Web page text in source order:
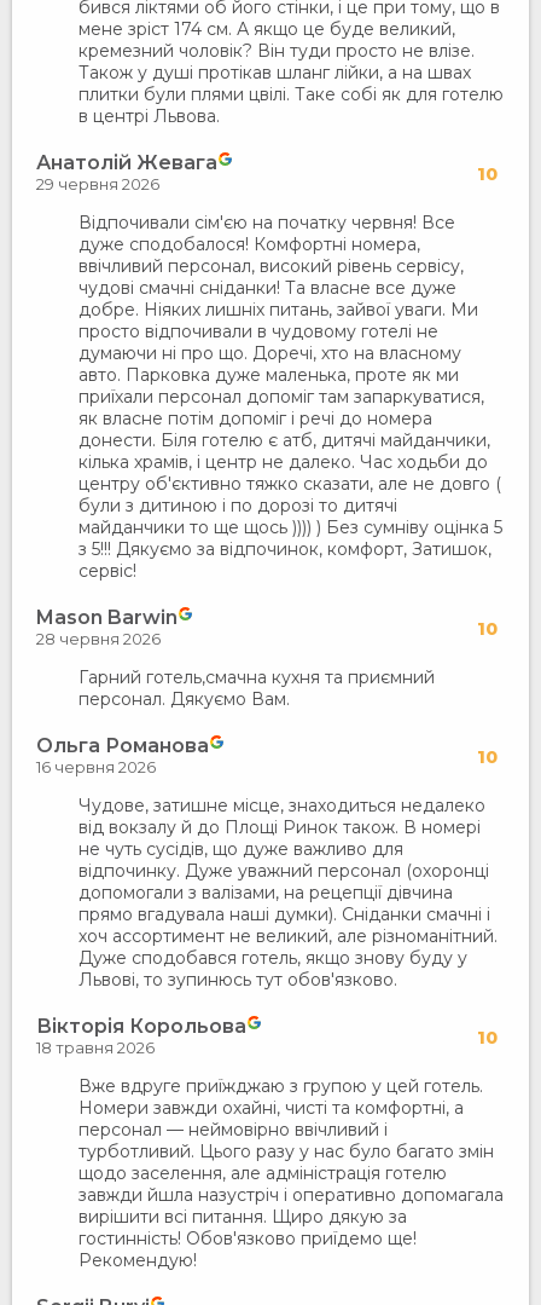
бився ліктями об його стінки, і це при тому, що в
мене зріст 174 см. А якщо це буде великий,
кремезний чоловік? Він туди просто не влізе.
Також у душі протікав шланг лійки, а на швах
плитки були плями цвілі. Таке собі як для готелю
в центрі Львова.
Анатолій Жевага 10
29 червня 2026
Відпочивали сім'єю на початку червня! Все
дуже сподобалося! Комфортні номера,
ввічливий персонал, високий рівень сервісу,
чудові смачні сніданки! Та власне все дуже
добре. Ніяких лишніх питань, зайвої уваги. Ми
просто відпочивали в чудовому готелі не
думаючи ні про що. Доречі, хто на власному
авто. Парковка дуже маленька, проте як ми
приїхали персонал допоміг там запаркуватися,
як власне потім допоміг і речі до номера
донести. Біля готелю є атб, дитячі майданчики,
кілька храмів, і центр не далеко. Час ходьби до
центру об'єктивно тяжко сказати, але не довго (
були з дитиною і по дорозі то дитячі
майданчики то ще щось )))) ) Без сумніву оцінка 5
з 5!!! Дякуємо за відпочинок, комфорт, Затишок,
сервіс!
Mason Barwin 10
28 червня 2026
Гарний готель,смачна кухня та приємний
персонал. Дякуємо Вам.
Ольга Романова 10
16 червня 2026
Чудове, затишне місце, знаходиться недалеко
від вокзалу й до Площі Ринок також. В номері
не чуть сусідів, що дуже важливо для
відпочинку. Дуже уважний персонал (охоронці
допомогали з валізами, на рецепції дівчина
прямо вгадувала наші думки). Сніданки смачні і
хоч ассортимент не великий, але різноманітний.
Дуже сподобався готель, якщо знову буду у
Львові, то зупинюсь тут обов'язково.
Вікторія Корольова 10
18 травня 2026
Вже вдруге приїжджаю з групою у цей готель.
Номери завжди охайні, чисті та комфортні, а
персонал — неймовірно ввічливий і
турботливий. Цього разу у нас було багато змін
щодо заселення, але адміністрація готелю
завжди йшла назустріч і оперативно допомагала
вирішити всі питання. Щиро дякую за
гостинність! Обов'язково приїдемо ще!
Рекомендую!